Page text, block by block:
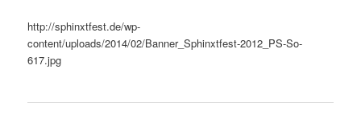
http://sphinxtfest.de/wp-
content/uploads/2014/02/Banner_Sphinxtfest-2012_PS-So-
617.jpg